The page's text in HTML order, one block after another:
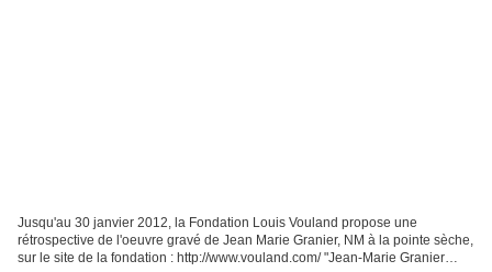
Jusqu'au 30 janvier 2012, la Fondation Louis Vouland propose une
rétrospective de l'oeuvre gravé de Jean Marie Granier, NM à la pointe sèche,
sur le site de la fondation : http://www.vouland.com/ "Jean-Marie Granier